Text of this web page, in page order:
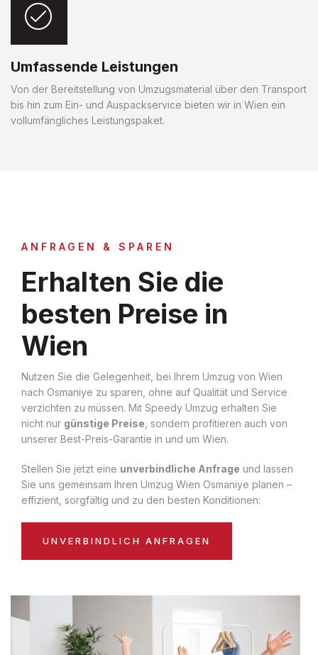
Umfassende Leistungen
Von der Bereitstellung von Umzugsmaterial über den Transport
bis hin zum Ein- und Auspackservice bieten wir in Wien ein
vollumfängliches Leistungspaket.
ANFRAGEN & SPAREN
Erhalten Sie die
besten Preise in
Wien
Nutzen Sie die Gelegenheit, bei Ihrem Umzug von Wien
nach Osmaniye zu sparen, ohne auf Qualität und Service
verzichten zu müssen. Mit Speedy Umzug erhalten Sie
nicht nur günstige Preise , sondern profitieren auch von
unserer Best-Preis-Garantie in und um Wien.
Stellen Sie jetzt eine unverbindliche Anfrage und lassen
Sie uns gemeinsam Ihren Umzug Wien Osmaniye planen –
effizient, sorgfältig und zu den besten Konditionen:
UNVERBINDLICH ANFRAGEN